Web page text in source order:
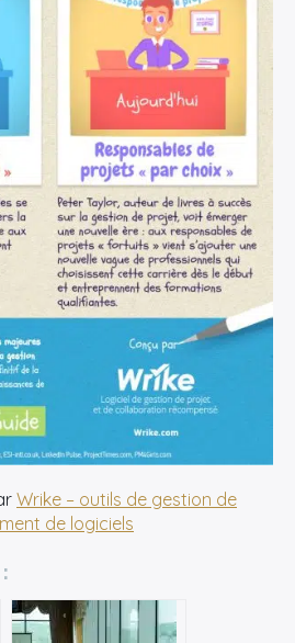
Wrike – outils de gestion de
de logiciels